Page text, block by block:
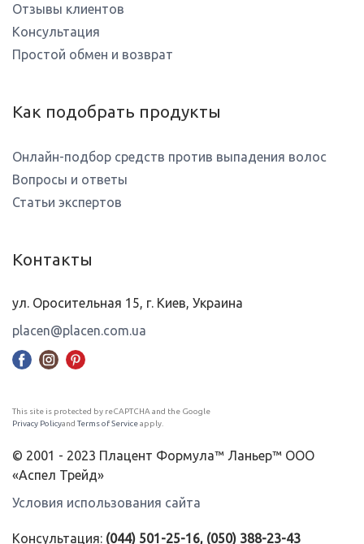
Отзывы клиентов
Консультация
Простой обмен и возврат
Как подобрать продукты
Онлайн-подбор средств против выпадения волос
Вопросы и ответы
Статьи экспертов
Контакты
ул. Оросительная 15, г. Киев, Украина
placen@placen.com.ua
This site is protected by reCAPTCHA and the Google
Privacy Policyand Terms of Serviceapply.
© 2001 - 2023 Плацент Формула™ Ланьер™ ООО
«Аспел Трейд»
Условия использования сайта
Консультация: (044) 501-25-16, (050) 388-23-43